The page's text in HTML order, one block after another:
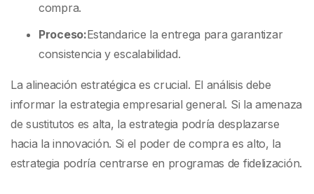
compra.
Proceso:Estandarice la entrega para garantizar
consistencia y escalabilidad.
La alineación estratégica es crucial. El análisis debe
informar la estrategia empresarial general. Si la amenaza
de sustitutos es alta, la estrategia podría desplazarse
hacia la innovación. Si el poder de compra es alto, la
estrategia podría centrarse en programas de fidelización.